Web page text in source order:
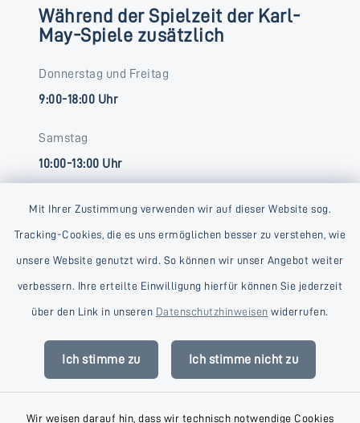
Mit Ihrer Zustimmung verwenden wir auf dieser Website sog.
Tracking-Cookies, die es uns ermöglichen besser zu verstehen, wie
unsere Website genutzt wird. So können wir unser Angebot weiter
verbessern. Ihre erteilte Einwilligung hierfür können Sie jederzeit
über den Link in unseren Datenschutzhinweisen widerrufen.
Ich stimme zu Ich stimme nicht zu
Wir weisen darauf hin, dass wir technisch notwendige Cookies
Während der Spielzeit der Karl-
May-Spiele zusätzlich
Donnerstag und Freitag
9:00-18:00 Uhr
Samstag
10:00-13:00 Uhr
Kontakt
Datenschutz